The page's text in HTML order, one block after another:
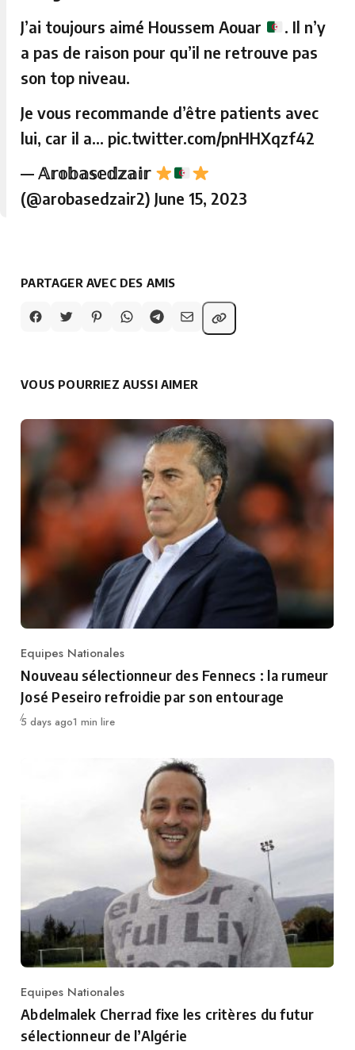
J’ai toujours aimé Houssem Aouar
. Il n’y
a pas de raison pour qu’il ne retrouve pas
son top niveau.
Je vous recommande d’être patients avec
lui, car il a… pic.twitter.com/pnHHXqzf42
— 𝔸𝕣𝕠𝕓𝕒𝕤𝕖𝕕𝕫𝕒𝕚𝕣
(@arobasedzair2) June 15, 2023
PARTAGER AVEC DES AMIS
VOUS POURRIEZ AUSSI AIMER
Category
Equipes Nationales
Nouveau sélectionneur des Fennecs : la rumeur
José Peseiro refroidie par son entourage
Publié
5 days ago1 min lire
Category
Equipes Nationales
Abdelmalek Cherrad fixe les critères du futur
sélectionneur de l’Algérie